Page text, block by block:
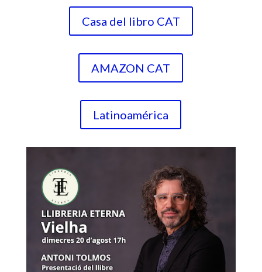
Casa del libro CAT
AMAZON CAT
Latinoamérica